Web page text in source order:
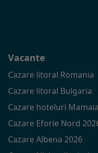
Vacante
Cazare litoral Romania
Cazare litoral Bulgaria
Cazare hoteluri
Cazare Eforie Nord
Cazare Albena 2026